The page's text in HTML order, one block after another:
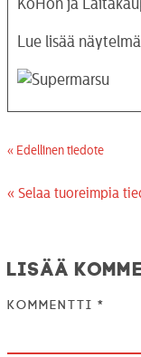
KoHon ja
Lue lisää
« Edellinen tiedote
« Selaa tuoreimpia
Lisää
Kommentti *